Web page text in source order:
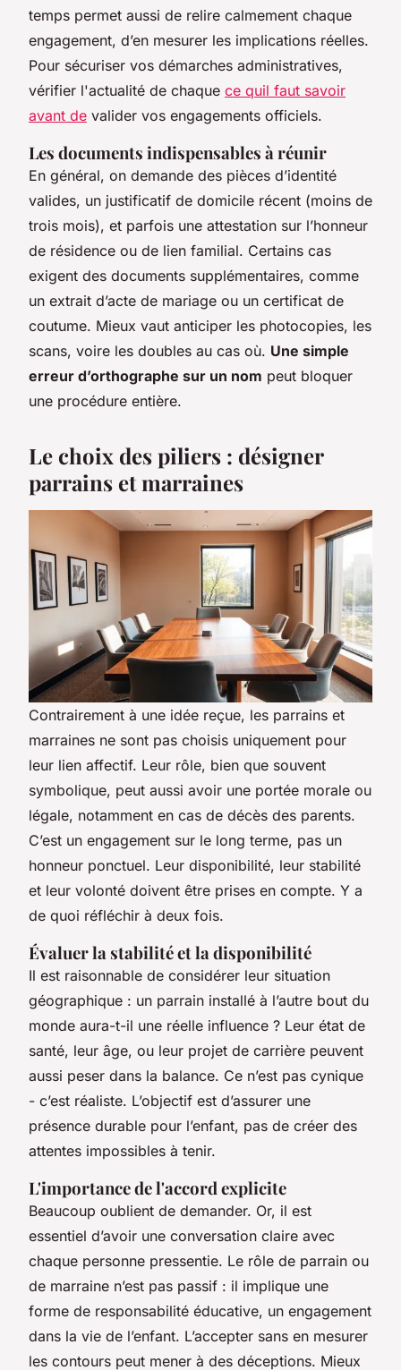
temps permet aussi de relire calmement chaque
engagement, d’en mesurer les implications réelles.
Pour sécuriser vos démarches administratives,
vérifier l'actualité de chaque ce quil faut savoir
avant de valider vos engagements officiels.
Les documents indispensables à réunir
En général, on demande des pièces d’identité
valides, un justificatif de domicile récent (moins de
trois mois), et parfois une attestation sur l’honneur
de résidence ou de lien familial. Certains cas
exigent des documents supplémentaires, comme
un extrait d’acte de mariage ou un certificat de
coutume. Mieux vaut anticiper les photocopies, les
scans, voire les doubles au cas où. Une simple
erreur d’orthographe sur un nom peut bloquer
une procédure entière.
Le choix des piliers : désigner
parrains et marraines
Contrairement à une idée reçue, les parrains et
marraines ne sont pas choisis uniquement pour
leur lien affectif. Leur rôle, bien que souvent
symbolique, peut aussi avoir une portée morale ou
légale, notamment en cas de décès des parents.
C’est un engagement sur le long terme, pas un
honneur ponctuel. Leur disponibilité, leur stabilité
et leur volonté doivent être prises en compte. Y a
de quoi réfléchir à deux fois.
Évaluer la stabilité et la disponibilité
Il est raisonnable de considérer leur situation
géographique : un parrain installé à l’autre bout du
monde aura-t-il une réelle influence ? Leur état de
santé, leur âge, ou leur projet de carrière peuvent
aussi peser dans la balance. Ce n’est pas cynique
- c’est réaliste. L’objectif est d’assurer une
présence durable pour l’enfant, pas de créer des
attentes impossibles à tenir.
L'importance de l'accord explicite
Beaucoup oublient de demander. Or, il est
essentiel d’avoir une conversation claire avec
chaque personne pressentie. Le rôle de parrain ou
de marraine n’est pas passif : il implique une
forme de responsabilité éducative, un engagement
dans la vie de l’enfant. L’accepter sans en mesurer
les contours peut mener à des déceptions. Mieux